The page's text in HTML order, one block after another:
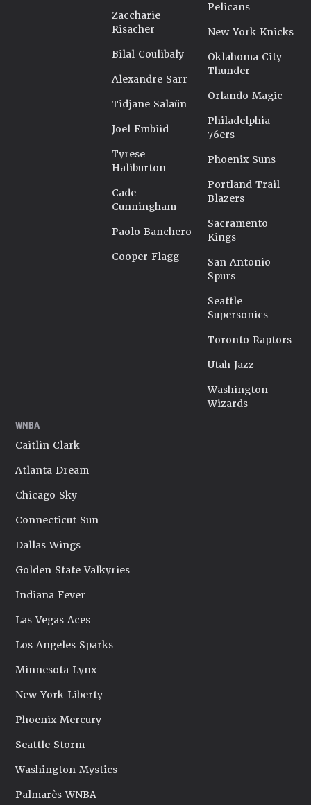
Zaccharie
Risacher
Bilal Coulibaly
Alexandre Sarr
Tidjane Salaün
Joel Embiid
Tyrese
Haliburton
Cade
Cunningham
Paolo Banchero
Cooper Flagg
Pelicans
New York Knicks
Oklahoma City
Thunder
Orlando Magic
Philadelphia
76ers
Phoenix Suns
Portland Trail
Blazers
Sacramento
Kings
San Antonio
Spurs
Seattle
Supersonics
Toronto Raptors
Utah Jazz
Washington
Wizards
WNBA
Caitlin Clark
Atlanta Dream
Chicago Sky
Connecticut Sun
Dallas Wings
Golden State Valkyries
Indiana Fever
Las Vegas Aces
Los Angeles Sparks
Minnesota Lynx
New York Liberty
Phoenix Mercury
Seattle Storm
Washington Mystics
Palmarès WNBA